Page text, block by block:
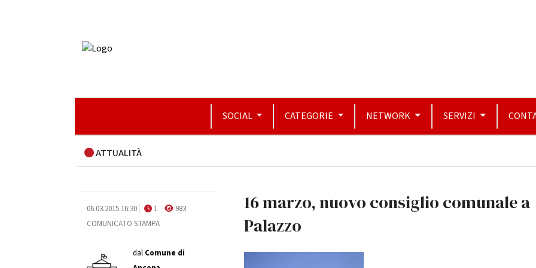
SOCIAL CATEGORIE NETWORK SERVIZI
ATTUALITÀ
06.03.2015 16:30 1
983
COMUNICATO STAMPA
dal Comune di
16 marzo, nuovo consiglio comunale a
Palazzo